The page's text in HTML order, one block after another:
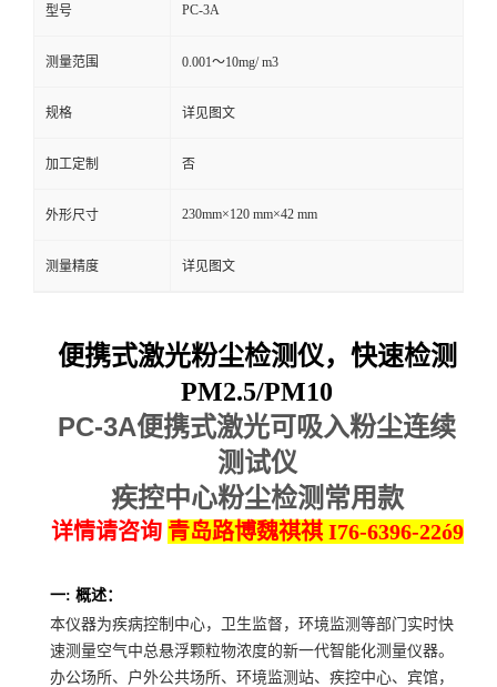
言
型号 PC-3A
测量范围 0.001～10mg/ m3
规格 详见图文
加工定制 否
外形尺寸 230mm×120 mm×42 mm
测量精度 详见图文
便携式激光粉尘检测仪，快速检测
PM2.5/PM10
PC-3A便携式激光可吸入粉尘连续
测试仪
疾控中心粉尘检测常用款
详情请咨询 青岛路博魏祺祺I76-6396-22ó9
一: 概述：
本仪器为疾病控制中心，卫生监督，环境监测等部门实时快
速测量空气中总悬浮颗粒物浓度的新一代智能化测量仪器。
办公场所、户外公共场所、环境监测站、疾控中心、宾馆，